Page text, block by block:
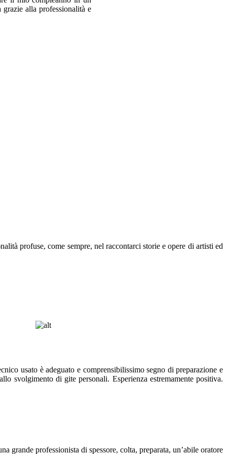
alla professionalità e
profuse, come sempre, nel raccontarci storie e opere di artisti ed
usato è adeguato e comprensibilissimo segno di preparazione e
svolgimento di gite personali. Esperienza estremamente positiva.
professionista di spessore, colta, preparata, un’abile oratore